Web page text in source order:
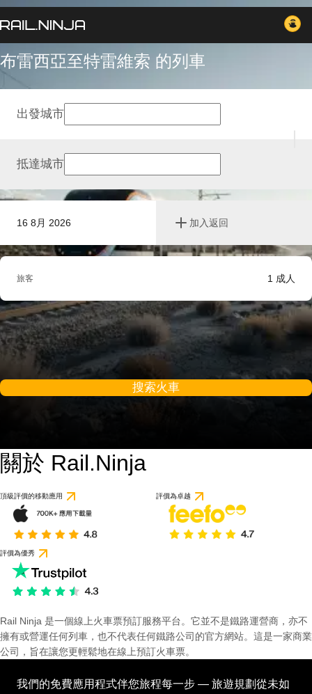
布雷西亞至特雷維索 的列車
16 8月 2026 加入返回
出發城市
抵達城市
旅客 1 成人
搜索火車
關於 Rail.Ninja
頂級評價的移動應用 評價為卓越
評價為優秀
Rail Ninja 是一個線上火車票預訂服務平台。它並不是鐵路運營商，亦不
擁有或營運任何列車，也不代表任何鐵路公司的官方網站。這是一家商業
公司，旨在讓您更輕鬆地在線上預訂火車票。
我們的免費應用程式伴您旅程每一步 — 旅遊規劃從未如